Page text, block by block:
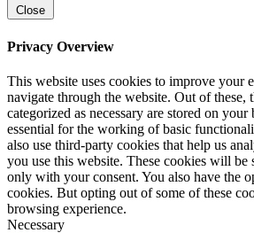
Close
Privacy Overview
This website uses cookies to improve your
navigate through the website. Out of these,
categorized as necessary are stored on your
essential for the working of basic
also use third-party cookies that help us
you use this website. These cookies will be
only with your consent. You also have the
cookies. But opting out of some of these
browsing experience.
Necessary